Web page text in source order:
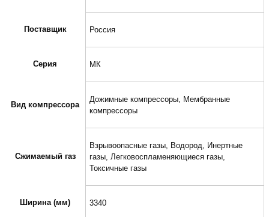
Поставщик Россия
Серия МК
Вид компрессора
Дожимные компрессоры, Мембранные
компрессоры
Сжимаемый газ
Взрывоопасные газы, Водород, Инертные
газы, Легковоспламеняющиеся газы,
Токсичные газы
Ширина (мм) 3340